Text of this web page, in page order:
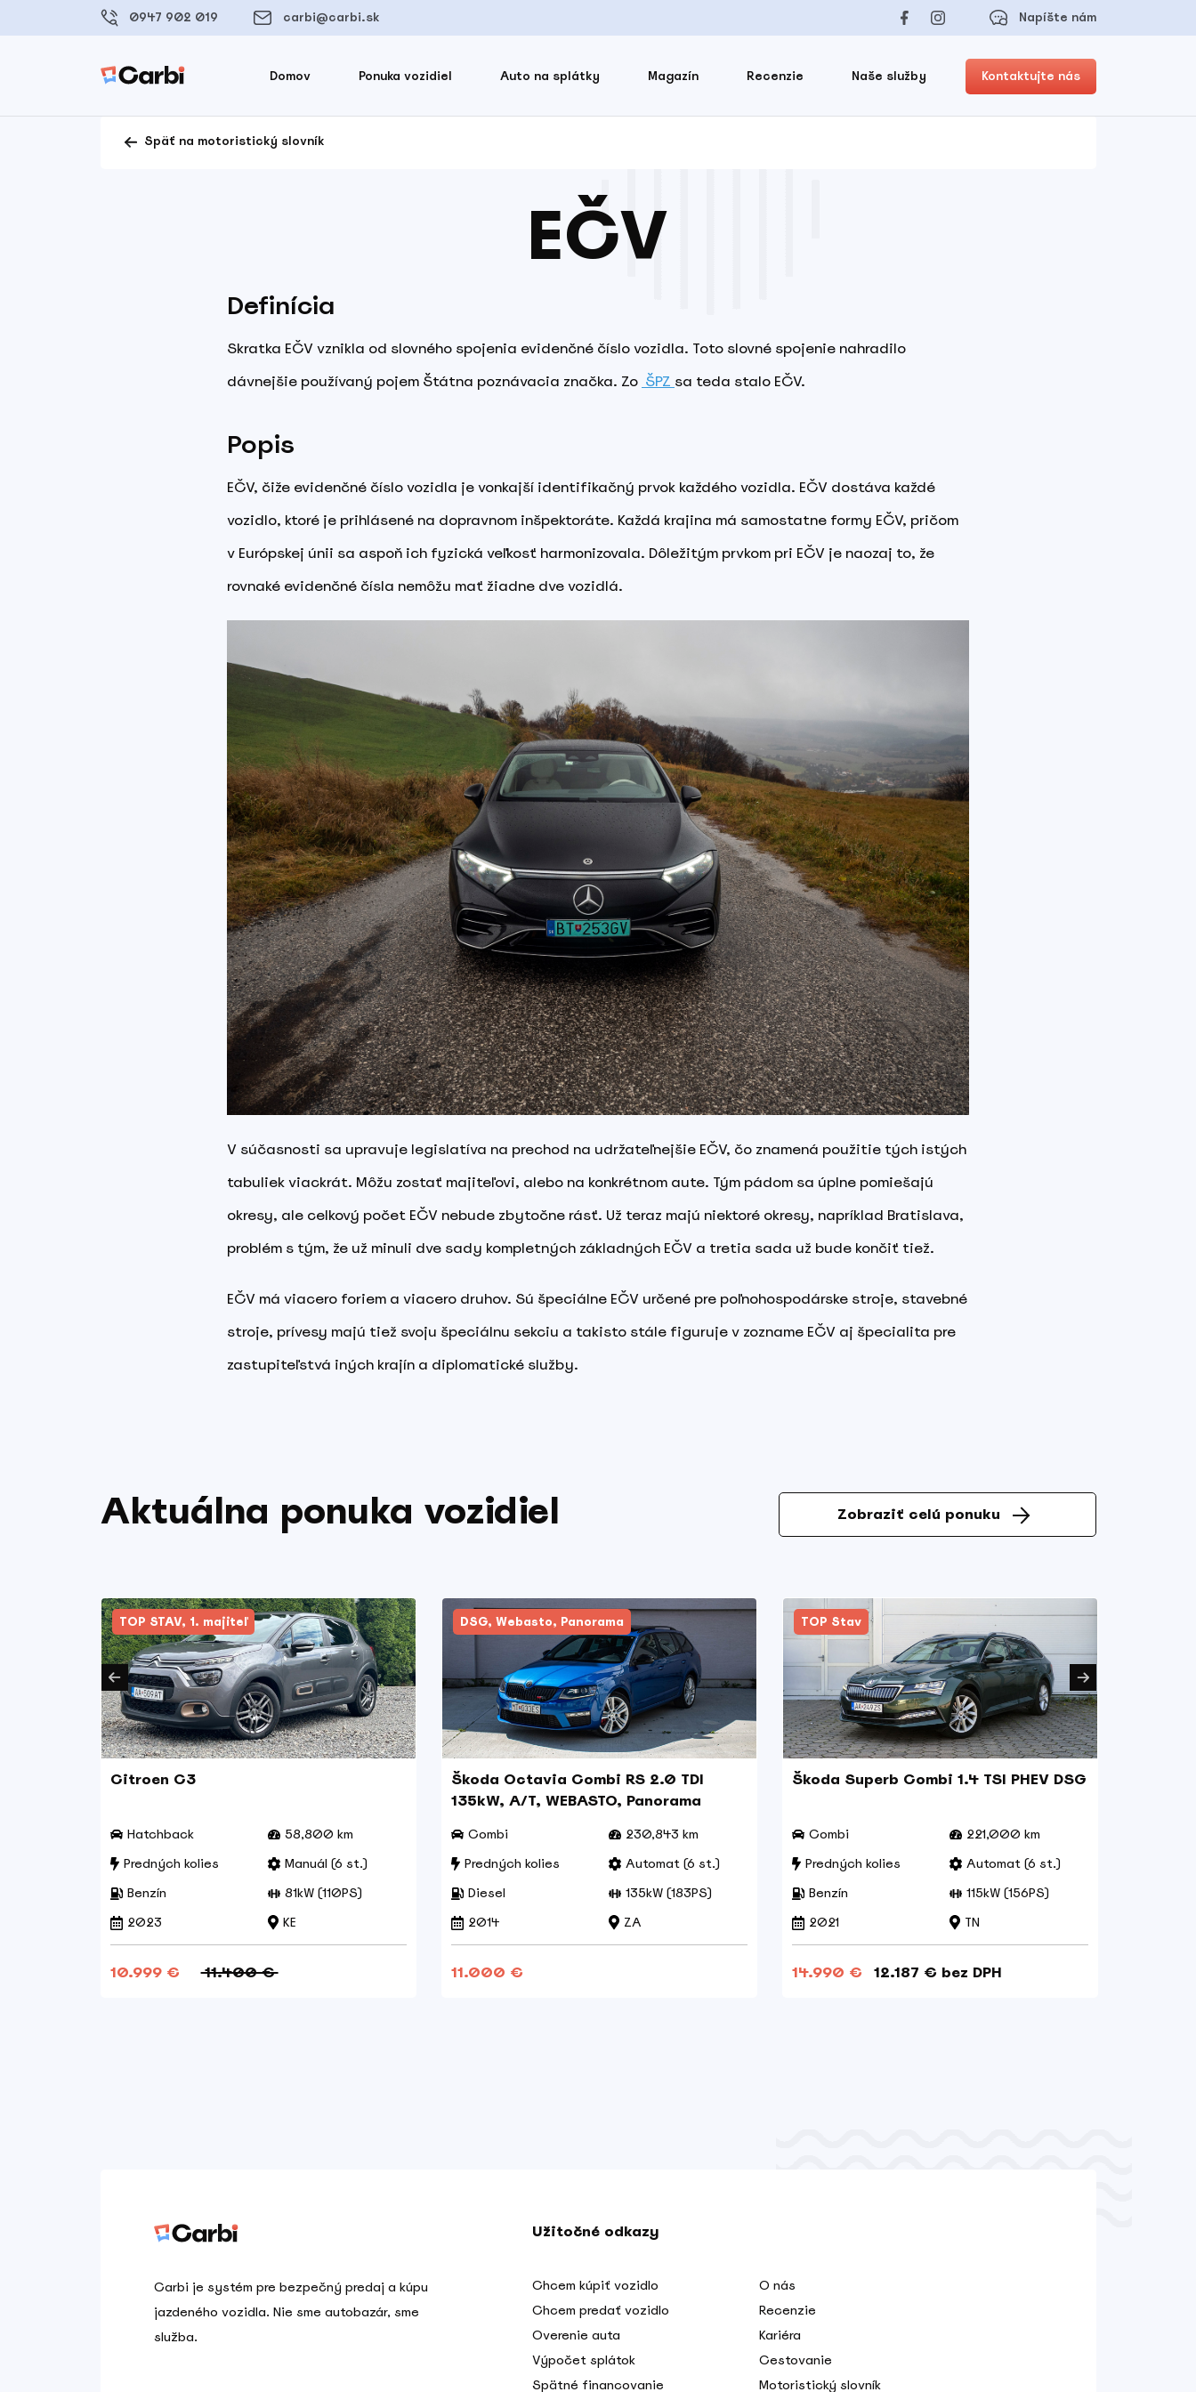
0947 902 019 carbi@carbi.sk Napíšte nám
Domov Ponuka vozidiel Auto na splátky Magazín Recenzie Naše služby Kontaktujte nás
Späť na motoristický slovník
EČV
Definícia
Skratka EČV vznikla od slovného spojenia evidenčné číslo vozidla. Toto slovné spojenie nahradilo
dávnejšie používaný pojem Štátna poznávacia značka. Zo ŠPZ sa teda stalo EČV.
Popis
EČV, čiže evidenčné číslo vozidla je vonkajší identifikačný prvok každého vozidla. EČV dostáva každé
vozidlo, ktoré je prihlásené na dopravnom inšpektoráte. Každá krajina má samostatne formy EČV, pričom
v Európskej únii sa aspoň ich fyzická veľkosť harmonizovala. Dôležitým prvkom pri EČV je naozaj to, že
rovnaké evidenčné čísla nemôžu mať žiadne dve vozidlá.
V súčasnosti sa upravuje legislatíva na prechod na udržateľnejšie EČV, čo znamená použitie tých istých
tabuliek viackrát. Môžu zostať majiteľovi, alebo na konkrétnom aute. Tým pádom sa úplne pomiešajú
okresy, ale celkový počet EČV nebude zbytočne rásť. Už teraz majú niektoré okresy, napríklad Bratislava,
problém s tým, že už minuli dve sady kompletných základných EČV a tretia sada už bude končiť tiež.
EČV má viacero foriem a viacero druhov. Sú špeciálne EČV určené pre poľnohospodárske stroje, stavebné
stroje, prívesy majú tiež svoju špeciálnu sekciu a takisto stále figuruje v zozname EČV aj špecialita pre
zastupiteľstvá iných krajín a diplomatické služby.
Aktuálna ponuka vozidiel Zobraziť celú ponuku
TOP STAV, 1. majiteľ
Citroen C3
Hatchback
58,800 km
Predných kolies
Manuál (6 st.)
Benzín
81kW (110PS)
2023
KE
10.999 € 11.400 €
DSG, Webasto, Panorama
Škoda Octavia Combi RS 2.0 TDI
135kW, A/T, WEBASTO, Panorama
Combi
230,843 km
Predných kolies
Automat (6 st.)
Diesel
135kW (183PS)
2014
ZA
11.000 €
TOP Stav
Škoda Superb Combi 1.4 TSI PHEV DSG
Combi
221,000 km
Predných kolies
Automat (6 st.)
Benzín
115kW (156PS)
2021
TN
14.990 € 12.187 € bez DPH
Carbi je systém pre bezpečný predaj a kúpu
jazdeného vozidla. Nie sme autobazár, sme
služba.
Užitočné odkazy
Chcem kúpiť vozidlo
Chcem predať vozidlo
Overenie auta
Výpočet splátok
Spätné financovanie
O nás
Recenzie
Kariéra
Cestovanie
Motoristický slovník